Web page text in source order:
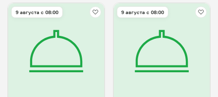
9 августа с 08:00 9 августа с 08:00